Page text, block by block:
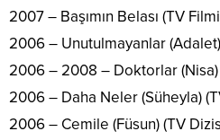
2007 – Başımın Belası (TV
2006 – Unutulmayanlar
2006 – 2008 – Doktorlar (Nisa)
2006 – Daha Neler (Süheyla)
2006 – Cemile (Füsun) (TV